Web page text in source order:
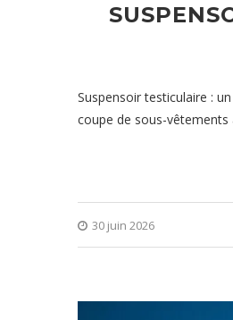
Suspensoir testiculaire :
coupe de sous-
30 juin 2026